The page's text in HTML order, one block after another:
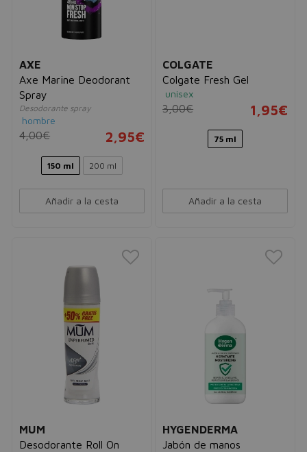
AXE
Axe Marine Deodorant
Spray
Desodorante spray
hombre
4,00€ 2,95€
150 ml 200 ml
Añadir a la cesta
COLGATE
Colgate Fresh Gel
unisex
3,00€ 1,95€
75 ml
Añadir a la cesta
MUM
Desodorante Roll On
HYGENDERMA
Jabón de manos